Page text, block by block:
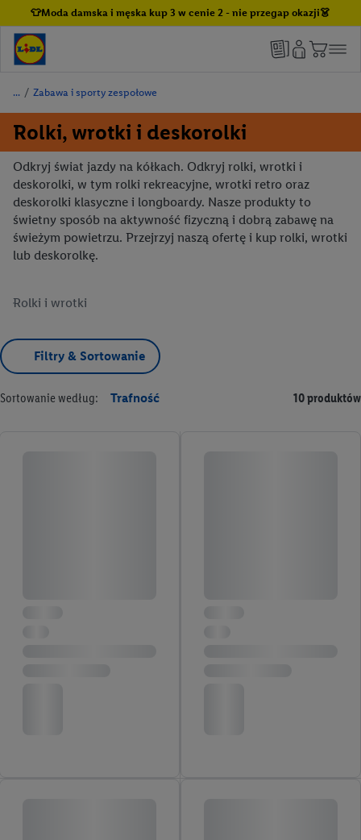
👕Moda damska i męska kup 3 w cenie 2 - nie przegap okazji👗
/ Zabawa i sporty zespołowe
Rolki, wrotki i deskorolki
Odkryj świat jazdy na kółkach. Odkryj rolki, wrotki i
deskorolki, w tym rolki rekreacyjne, wrotki retro oraz
deskorolki klasyczne i longboardy. Nasze produkty to
świetny sposób na aktywność fizyczną i dobrą zabawę na
świeżym powietrzu. Przejrzyj naszą ofertę i kup rolki, wrotki
lub deskorolkę.
Rolki i wrotki
Filtry & Sortowanie
Sortowanie według: Trafność 10 produktów